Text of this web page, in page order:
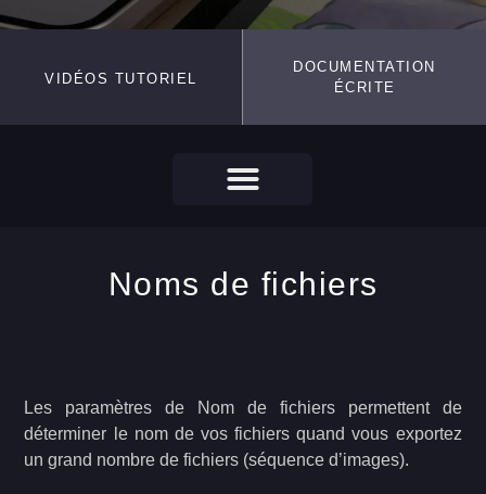
VIDÉOS TUTORIEL
DOCUMENTATION
ÉCRITE
Noms de fichiers
Les paramètres de Nom de fichiers permettent de
déterminer le nom de vos fichiers quand vous exportez
un grand nombre de fichiers (séquence d’images).